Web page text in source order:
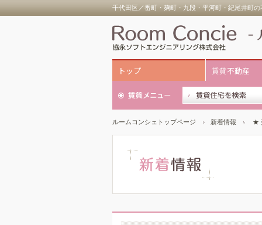
千代田区／番町・麹町・九段・平河町・紀尾井町
トップ 賃貸不動産
ルームコンシェトップページ 新着情報 ★